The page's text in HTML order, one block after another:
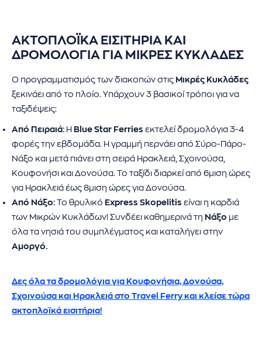
ΑΚΤΟΠΛΟΪΚΆ ΕΙΣΙΤΗΡΙΑ ΚΑΙ
ΔΡΟΜΟΛΟΓΙΑ ΓΙΑ ΜΙΚΡΕΣ ΚΥΚΛΑΔΕΣ
Ο προγραμματισμός των διακοπών στις Μικρές Κυκλάδες
ξεκινάει από το πλοίο. Υπάρχουν 3 βασικοί τρόποι για να
ταξιδέψεις:
Από Πειραιά: Η Blue Star Ferries εκτελεί δρομολόγια 3-4
φορές την εβδομάδα. Η γραμμή περνάει από Σύρο-Πάρο-
Νάξο και μετά πιάνει στη σειρά Ηρακλειά, Σχοινούσα,
Κουφονήσι και Δονούσα. Το ταξίδι διαρκεί από 6μιση ώρες
για Ηρακλειά έως 8μιση ώρες για Δονούσα.
Από Νάξο: Το θρυλικό Express Skopelitis είναι η καρδιά
των Μικρών Κυκλάδων! Συνδέει καθημερινά τη Νάξο με
όλα τα νησιά του συμπλέγματος και καταλήγει στην
Αμοργό.
Δες όλα τα δρομολόγια για Κουφονήσια, Δονούσα,
Σχοινούσα και Ηρακλειά στο Travel Ferry και κλείσε τώρα
ακτοπλοϊκά εισιτήρια!